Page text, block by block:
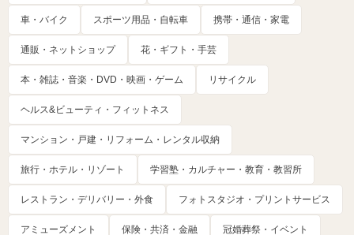
車・バイク スポーツ用品・自転車 携帯・通信・家電
通販・ネットショップ 花・ギフト・手芸
本・雑誌・音楽・DVD・映画・ゲーム リサイクル
ヘルス&ビューティ・フィットネス
マンション・戸建・リフォーム・レンタル収納
旅行・ホテル・リゾート 学習塾・カルチャー・教育・教習所
レストラン・デリバリー・外食 フォトスタジオ・プリントサービス
アミューズメント 保険・共済・金融 冠婚葬祭・イベント